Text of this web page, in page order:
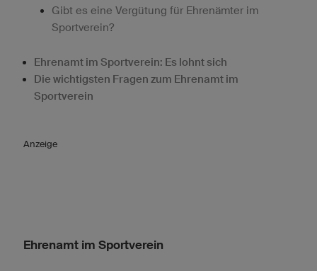
Gibt es eine Vergütung für Ehrenämter im
Sportverein?
Ehrenamt im Sportverein: Es lohnt sich
Die wichtigsten Fragen zum Ehrenamt im
Sportverein
Anzeige
Ehrenamt im Sportverein